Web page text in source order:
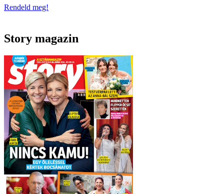
Rendeld meg!
Story magazin